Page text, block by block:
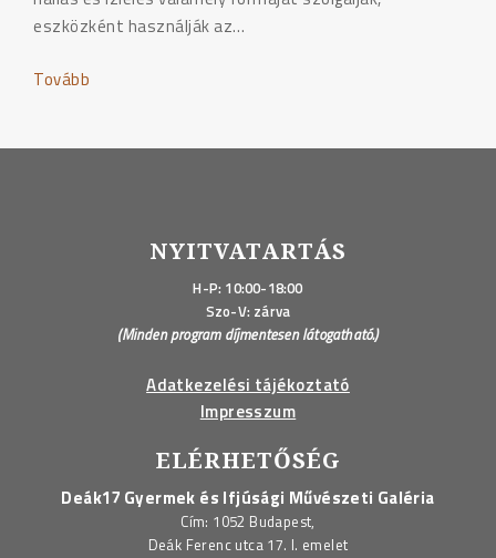
eszközként használják az…
Tovább
NYITVATARTÁS
H-P: 10:00-18:00
Szo-V: zárva
(Minden program díjmentesen látogatható.)
Adatkezelési tájékoztató
Impresszum
ELÉRHETŐSÉG
Deák17 Gyermek és Ifjúsági Művészeti Galéria
Cím: 1052 Budapest,
Deák Ferenc utca 17. I. emelet